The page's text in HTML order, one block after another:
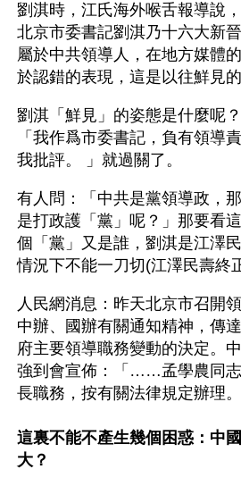
劉淇時，江氏海外喉舌報導說
北京市委書記劉淇乃十六大新
屬於中共領導人，在地方媒體
於認錯的表現，這是以往鮮見的
劉淇「鮮見」的姿態是什麼呢
「我作爲市委書記，負有領導
我批評。 」就過關了。
有人問：「中共是黨領導政，
是打政護「黨」呢？」那要看
個「黨」又是誰，劉淇是江澤
情況下不能一刀切(江澤民壽終
人民網消息：昨天北京市召開
中辦、國辦有關通知精神，傳
府主要領導職務變動的決定。
強到會宣佈：「……孟學農同
長職務，按有關法律規定辦理。
這裏不能不產生幾個困惑：中
大？